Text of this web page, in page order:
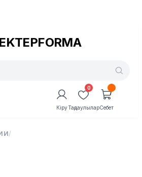
Кіру
0
ТаңдаулыларСебет
/